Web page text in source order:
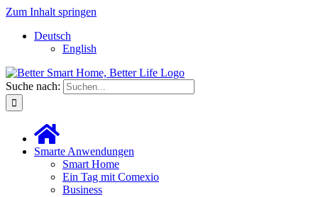
Zum Inhalt springen
Deutsch
English
Suche nach:
Smarte Anwendungen
Smart Home
Ein Tag mit Comexio
Business